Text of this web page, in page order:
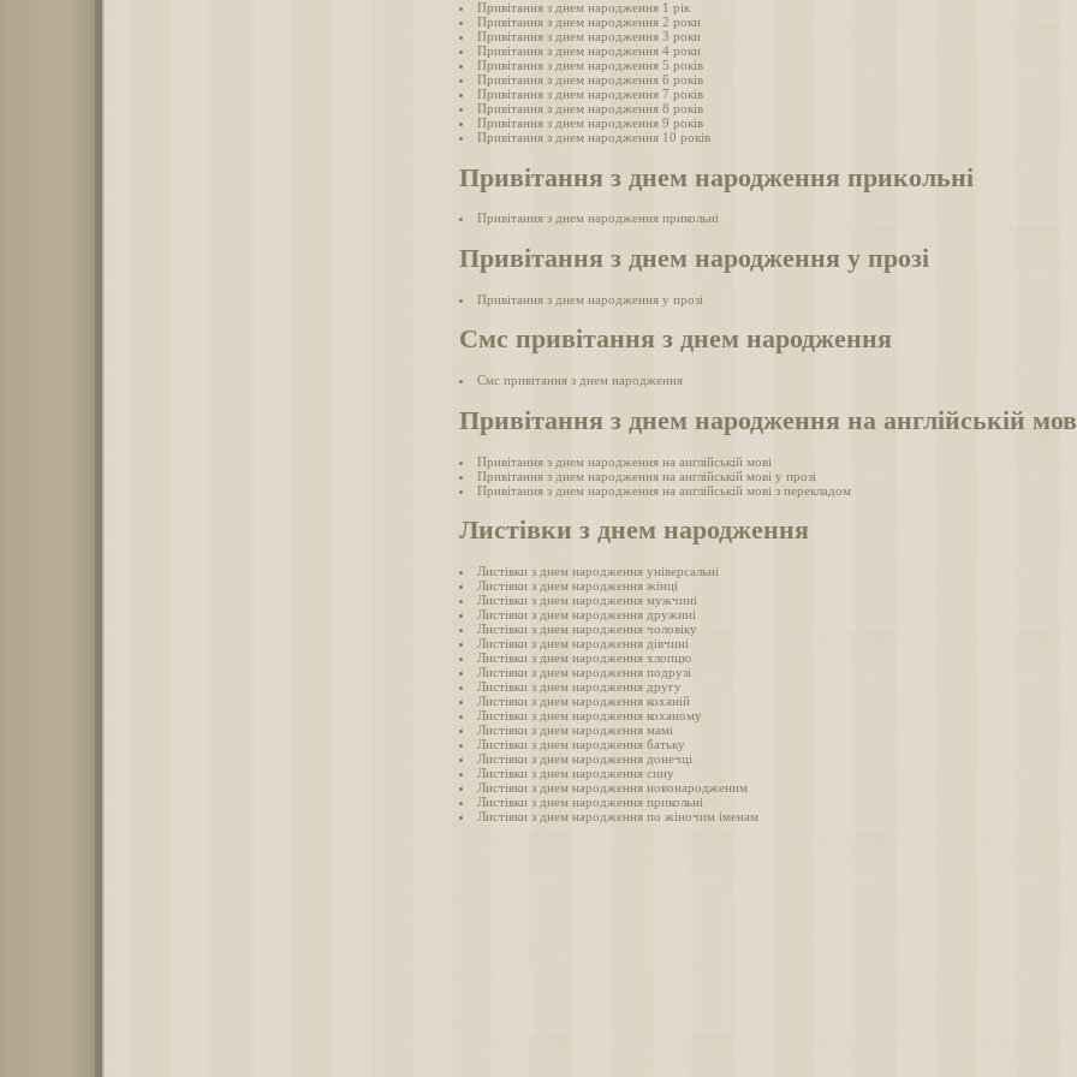
Привітання з днем народження 1 рік
Привітання з днем народження 2 роки
Привітання з днем народження 3 роки
Привітання з днем народження 4 роки
Привітання з днем народження 5 років
Привітання з днем народження 6 років
Привітання з днем народження 7 років
Привітання з днем народження 8 років
Привітання з днем народження 9 років
Привітання з днем народження 10 років
Привітання з днем народження прикольні
Привітання з днем народження прикольні
Привітання з днем народження у прозі
Привітання з днем народження у прозі
Смс привітання з днем народження
Смс привітання з днем народження
Привітання з днем народження на англійській
Привітання з днем народження на англійській мові
Привітання з днем народження на англійській мові у прозі
Привітання з днем народження на англійській мові з перекладом
Листівки з днем народження
Листівки з днем народження універсальні
Листівки з днем народження жінці
Листівки з днем народження мужчині
Листівки з днем народження дружині
Листівки з днем народження чоловіку
Листівки з днем народження дівчині
Листівки з днем народження хлопцю
Листівки з днем народження подрузі
Листівки з днем народження другу
Листівки з днем народження коханій
Листівки з днем народження коханому
Листівки з днем народження мамі
Листівки з днем народження батьку
Листівки з днем народження донечці
Листівки з днем народження сину
Листівки з днем народження новонародженим
Листівки з днем народження прикольні
Листівки з днем народження по жіночим іменам